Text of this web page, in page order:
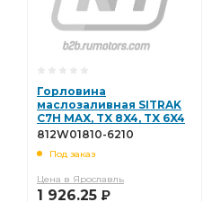
Горловина
маслозаливная SITRAK
C7H MAX, TX 8X4, TX 6X4
812W01810-6210
812W01810-6210
Под заказ
Цена в Ярославль
1 926.25 Р